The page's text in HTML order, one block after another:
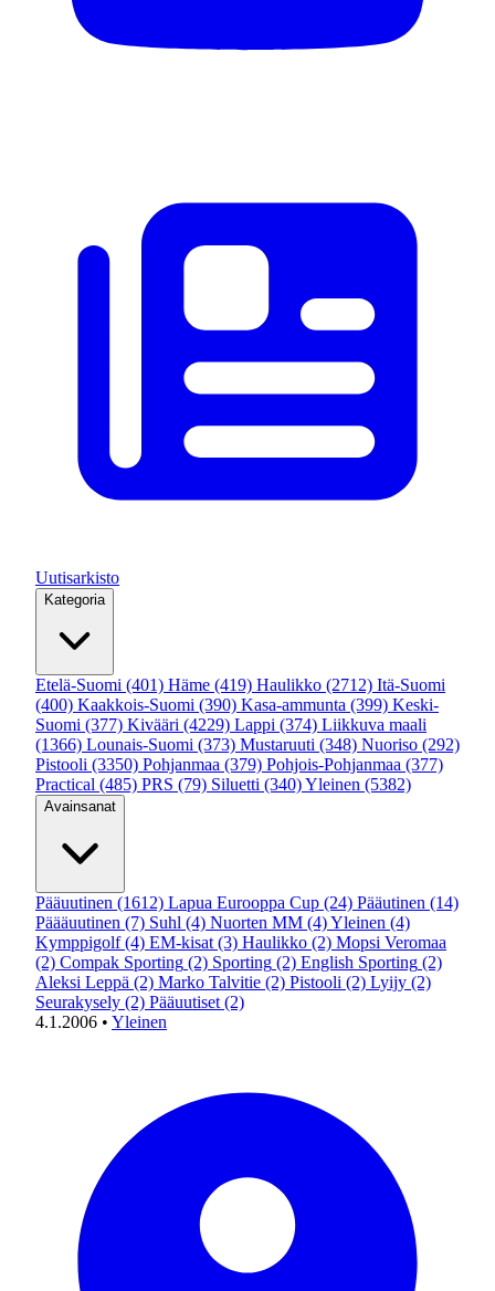
Uutisarkisto
Kategoria
Etelä-Suomi (401) Häme (419) Haulikko (2712) Itä-Suomi
(400) Kaakkois-Suomi (390) Kasa-ammunta (399) Keski-
Suomi (377) Kivääri (4229) Lappi (374) Liikkuva maali
(1366) Lounais-Suomi (373) Mustaruuti (348) Nuoriso (292)
Pistooli (3350) Pohjanmaa (379) Pohjois-Pohjanmaa (377)
Practical (485) PRS (79) Siluetti (340)Yleinen (5382)
Avainsanat
Pääuutinen (1612) Lapua Eurooppa Cup (24) Pääutinen (14)
Päääuutinen (7) Suhl (4) Nuorten MM (4)Yleinen (4)
Kymppigolf (4) EM-kisat (3) Haulikko (2) Mopsi Veromaa
(2) Compak Sporting (2) Sporting (2) English Sporting (2)
Aleksi Leppä (2) Marko Talvitie (2) Pistooli (2) Lyijy (2)
Seurakysely (2) Pääuutiset (2)
4.1.2006 • Yleinen